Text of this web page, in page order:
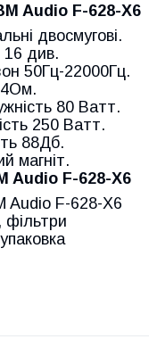
Audio F-628-X6
двосмугові.
16 див.
50Гц-22000Гц.
4Ом.
80 Ватт.
250 Ватт.
88Дб.
магніт.
Audio F-628-X6
Audio F-628-X6
фільтри